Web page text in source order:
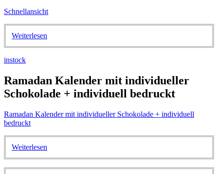
Schnellansicht
Weiterlesen
instock
Ramadan Kalender mit individueller
Schokolade + individuell bedruckt
Ramadan Kalender mit individueller Schokolade + individuell
bedruckt
Weiterlesen